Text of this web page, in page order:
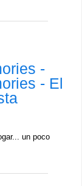
-
- El
un poco